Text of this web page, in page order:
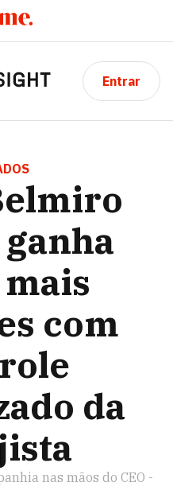
Entrar
CONTROLE
com
da
nas mãos do CEO -